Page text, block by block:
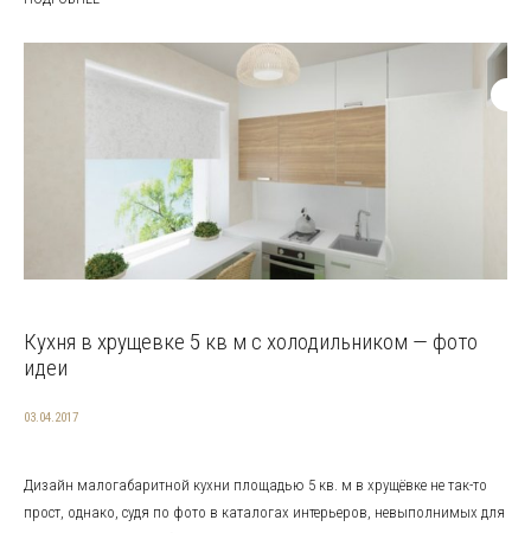
Кухня в хрущевке 5 кв м с холодильником — фото
идеи
03.04.2017
Дизайн малогабаритной кухни площадью 5 кв. м в хрущёвке не так-то
прост, однако, судя по фото в каталогах интерьеров, невыполнимых для